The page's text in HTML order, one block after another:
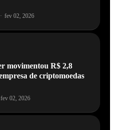
· fev 02, 2026
movimentou R$ 2,8
de criptomoedas
fev 02, 2026